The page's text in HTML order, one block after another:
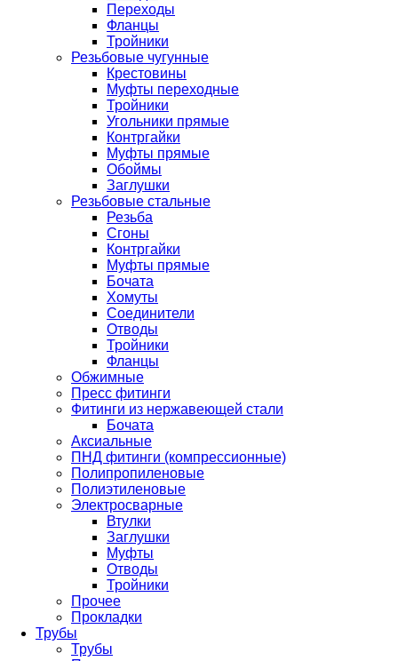
Переходы
Фланцы
Тройники
Резьбовые чугунные
Крестовины
Муфты переходные
Тройники
Угольники прямые
Контргайки
Муфты прямые
Обоймы
Заглушки
Резьбовые стальные
Резьба
Сгоны
Контргайки
Муфты прямые
Бочата
Хомуты
Соединители
Отводы
Тройники
Фланцы
Обжимные
Пресс фитинги
Фитинги из нержавеющей стали
Бочата
Аксиальные
ПНД фитинги (компрессионные)
Полипропиленовые
Полиэтиленовые
Электросварные
Втулки
Заглушки
Муфты
Отводы
Тройники
Прочее
Прокладки
Трубы
Трубы